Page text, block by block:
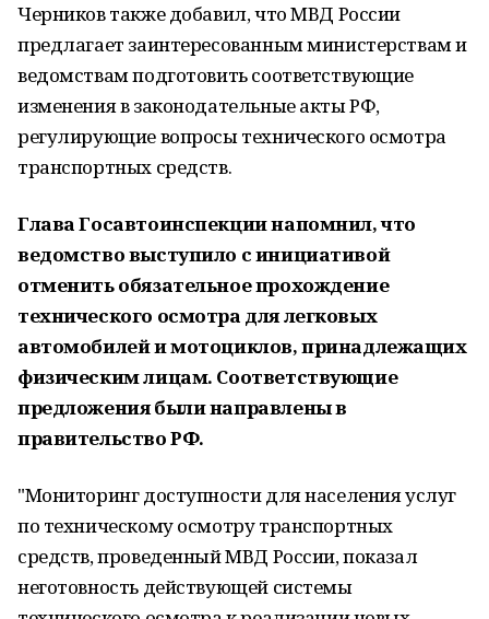
Черников также добавил, что МВД России
предлагает заинтересованным министерствам и
ведомствам подготовить соответствующие
изменения в законодательные акты РФ,
регулирующие вопросы технического осмотра
транспортных средств.
Глава Госавтоинспекции напомнил, что
ведомство выступило с инициативой
отменить обязательное прохождение
технического осмотра для легковых
автомобилей и мотоциклов, принадлежащих
физическим лицам. Соответствующие
предложения были направлены в
правительство РФ.
"Мониторинг доступности для населения услуг
по техническому осмотру транспортных
средств, проведенный МВД России, показал
неготовность действующей системы